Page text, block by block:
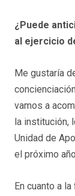
¿Puede
al ejercicio
Me gustaría
vamos a
la institución,
Unidad de
el próximo
En cuanto a